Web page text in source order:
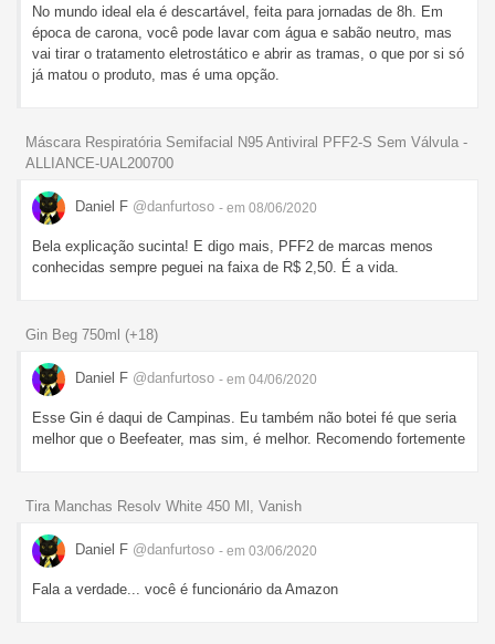
No mundo ideal ela é descartável, feita para jornadas de 8h. Em
época de carona, você pode lavar com água e sabão neutro, mas
vai tirar o tratamento eletrostático e abrir as tramas, o que por si só
já matou o produto, mas é uma opção.
Máscara Respiratória Semifacial N95 Antiviral PFF2-S Sem Válvula -
ALLIANCE-UAL200700
Daniel F @danfurtoso - em 08/06/2020
Bela explicação sucinta! E digo mais, PFF2 de marcas menos
conhecidas sempre peguei na faixa de R$ 2,50. É a vida.
Gin Beg 750ml (+18)
Daniel F @danfurtoso - em 04/06/2020
Esse Gin é daqui de Campinas. Eu também não botei fé que seria
melhor que o Beefeater, mas sim, é melhor. Recomendo fortemente
Tira Manchas Resolv White 450 Ml, Vanish
Daniel F @danfurtoso - em 03/06/2020
Fala a verdade... você é funcionário da Amazon